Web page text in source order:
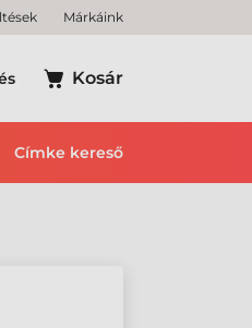
Márkáink
Kosár
Címke kereső